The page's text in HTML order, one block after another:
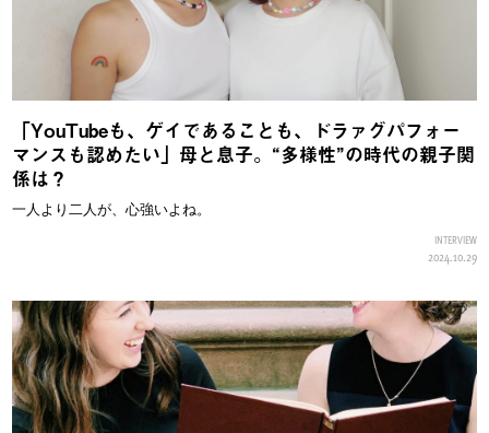
「YouTubeも、ゲイであることも、ドラァグパフォー
マンスも認めたい」母と息子。“多様性”の時代の親子関
係は？
一人より二人が、心強いよね。
INTERVIEW
2024.10.29